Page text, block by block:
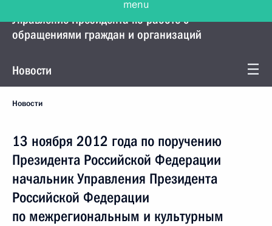
Управление Президента по работе с
обращениями граждан и организаций
Новости
Новости
13 ноября 2012 года по поручению
Президента Российской Федерации
начальник Управления Президента
Российской Федерации
по межрегиональным и культурным